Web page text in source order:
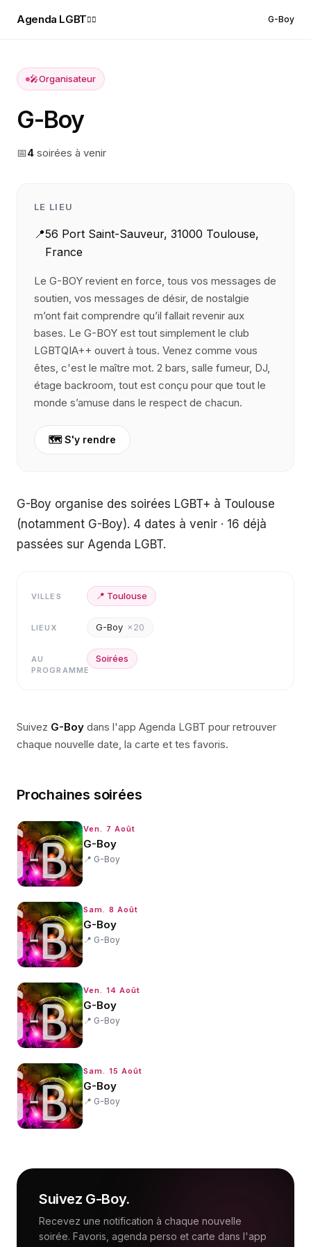
Agenda LGBT🏳️‍🌈 G-Boy
🎤Organisateur
G-Boy
📅4 soirées à venir
LE LIEU
📍56 Port Saint-Sauveur, 31000 Toulouse,
France
Le G-BOY revient en force, tous vos messages de
soutien, vos messages de désir, de nostalgie
m’ont fait comprendre qu’il fallait revenir aux
bases. Le G-BOY est tout simplement le club
LGBTQIA++ ouvert à tous. Venez comme vous
êtes, c'est le maître mot. 2 bars, salle fumeur, DJ,
étage backroom, tout est conçu pour que tout le
monde s’amuse dans le respect de chacun.
🗺️ S'y rendre
G-Boy organise des soirées LGBT+ à Toulouse
(notamment G-Boy). 4 dates à venir · 16 déjà
passées sur Agenda LGBT.
VILLES 📍 Toulouse
LIEUX G-Boy ×20
AU
PROGRAMME
Soirées
Suivez G-Boy dans l'app Agenda LGBT pour retrouver
chaque nouvelle date, la carte et tes favoris.
Prochaines soirées
Ven. 7 Août
G-Boy
📍 G-Boy
Sam. 8 Août
G-Boy
📍 G-Boy
Ven. 14 Août
G-Boy
📍 G-Boy
Sam. 15 Août
G-Boy
📍 G-Boy
Suivez G-Boy.
Recevez une notification à chaque nouvelle
soirée. Favoris, agenda perso et carte dans l'app